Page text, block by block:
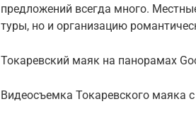
предложений всегда много.
туры, но и организацию
Токаревский маяк на панорамах
Видеосъемка Токаревского маяка